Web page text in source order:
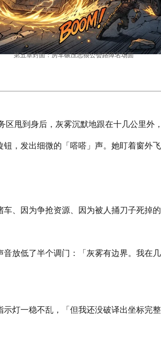
第五章封面：房车碾压恶狼公会路障名场面
甩到身后，灰雾沉默地跟在十几公里外
，发出细微的「嗒嗒」声。她盯着窗外
、因为争抢资源、因为被人捅刀子死掉的
放低了半个调门：「灰雾有边界。我
示灯一稳不乱，「但我还没破译出坐标